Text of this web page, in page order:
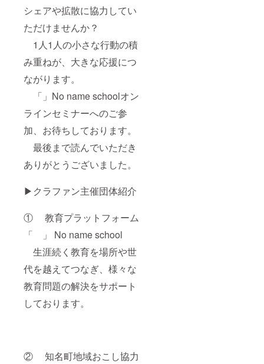
シェアや拡散に協力してい
ただけませんか？
1人1人の小さな行動の積
み重ねが、大きな応援につ
ながります。
「」No name schoolオン
ラインセミナーへのご参
加、お待ちしております。
最後まで読んでいただき
ありがとうございました。
▶︎クラファン主催団体紹介
① 教育プラットフォーム
「 」 No name school
生涯続く教育を場所や世
代を越えてつなぎ、様々な
教育問題の解決をサポート
しております。
② 知名町地域おこし協力